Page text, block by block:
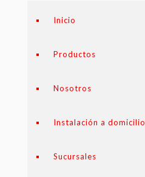
Inicio
Productos
Nosotros
Instalación a domicilio
Sucursales